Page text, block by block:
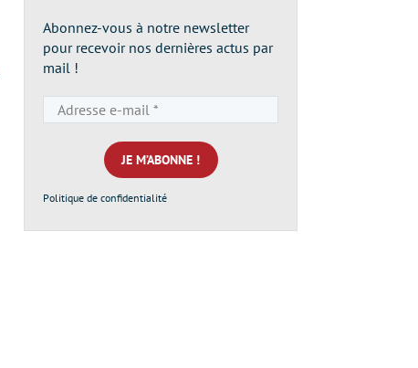
Abonnez-vous à notre newsletter
pour recevoir nos dernières actus par
mail !
e-
mail
*
Politique de confidentialité